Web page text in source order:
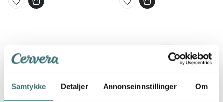
Samtykke Detaljer Annonseinnstillinger Om